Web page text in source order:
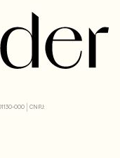
000 | CNPJ: